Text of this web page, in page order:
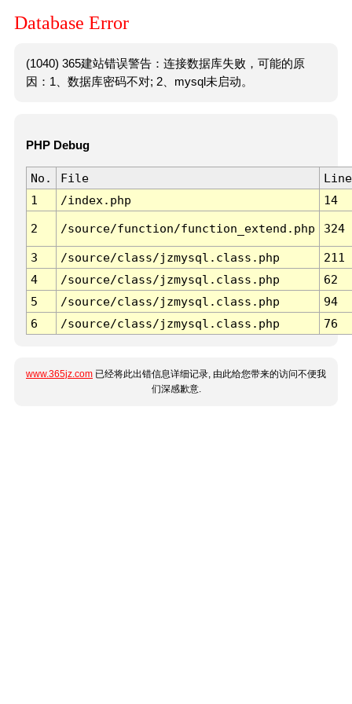
Database Error
(1040) 365建站错误警告：连接数据库失败，可能的原
因：1、数据库密码不对; 2、mysql未启动。
PHP Debug
No. File
Line
1
/index.php 14
2 /source/function/function_extend.php 324
3 /source/class/jzmysql.class.php
211
4
/source/class/jzmysql.class.php
62
5
/source/class/jzmysql.class.php
94
6
/source/class/jzmysql.class.php 76
www.365jz.com 已经将此出错信息详细记录, 由此给您带来的访问不便我
们深感歉意.